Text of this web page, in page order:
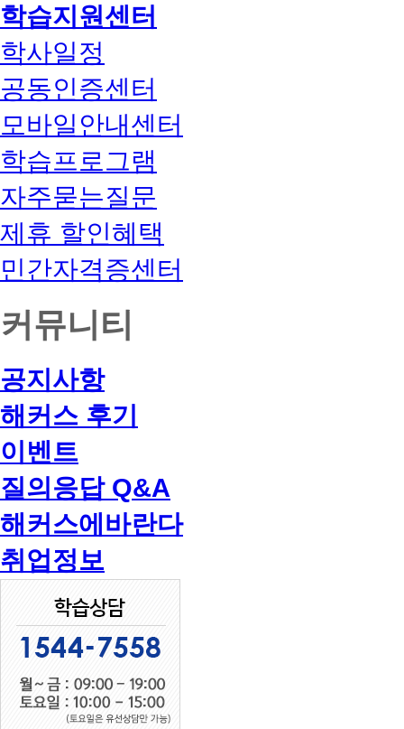
학습지원센터
학사일정
공동인증센터
모바일안내센터
학습프로그램
자주묻는질문
제휴 할인혜택
민간자격증센터
커뮤니티
공지사항
해커스 후기
이벤트
질의응답 Q&A
해커스에바란다
취업정보